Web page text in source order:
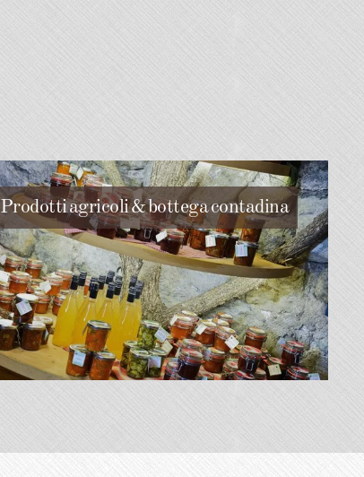
Prodotti agricoli & bottega contadina